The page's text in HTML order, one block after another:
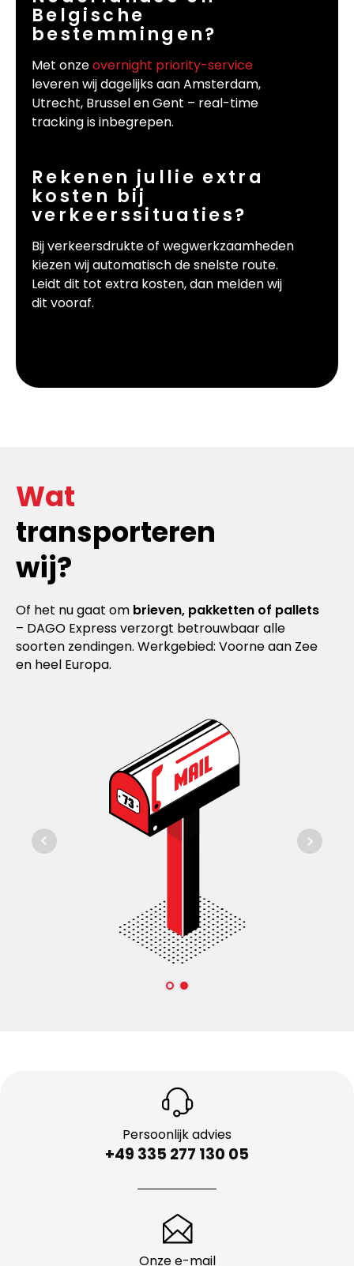
Belgische
bestemmingen?
Met onzeovernight priority-service
leveren wij dagelijks aan Amsterdam,
Utrecht, Brussel en Gent – real-time
tracking is inbegrepen.
Rekenen jullie extra
kosten bij
verkeerssituaties?
Bij verkeersdrukte of wegwerkzaamheden
kiezen wij automatisch de snelste route.
Leidt dit tot extra kosten, dan melden wij
dit vooraf.
Wat
transporteren
wij?
Of het nu gaat om brieven, pakketten of pallets
– DAGO Express verzorgt betrouwbaar alle
soorten zendingen. Werkgebied: Voorne aan Zee
en heel Europa.
Persoonlijk advies
+49 335 277 130 05
Onze e-mail